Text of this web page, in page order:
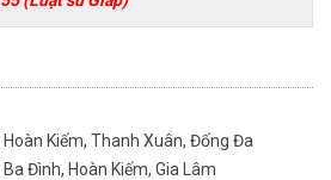
Kiếm, Thanh Xuân, Đống Đa
Đình, Hoàn Kiếm, Gia Lâm